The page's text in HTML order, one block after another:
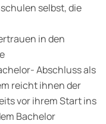
selbst, die
in den
Abschluss als
reicht ihnen der
vor ihrem Start ins
Bachelor